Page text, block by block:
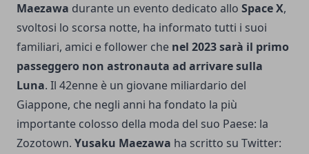
Maezawa durante un evento dedicato allo Space X,
svoltosi lo scorsa notte, ha informato tutti i suoi
familiari, amici e follower che nel 2023 sarà il primo
passeggero non astronauta ad arrivare sulla
Luna. Il 42enne è un giovane miliardario del
Giappone, che negli anni ha fondato la più
importante colosso della moda del suo Paese: la
Zozotown. Yusaku Maezawa ha scritto su Twitter: